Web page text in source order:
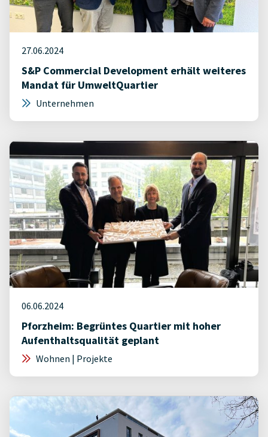
27.06.2024
S&P Commercial Development erhält weiteres
Mandat für UmweltQuartier
Unternehmen
06.06.2024
Pforzheim: Begrüntes Quartier mit hoher
Aufenthaltsqualität geplant
Wohnen | Projekte